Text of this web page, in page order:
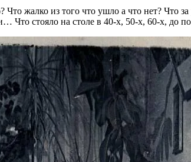
жалко из того что ушло а что нет? Что
Что стояло на столе в 40-х, 50-х, 60-х, до